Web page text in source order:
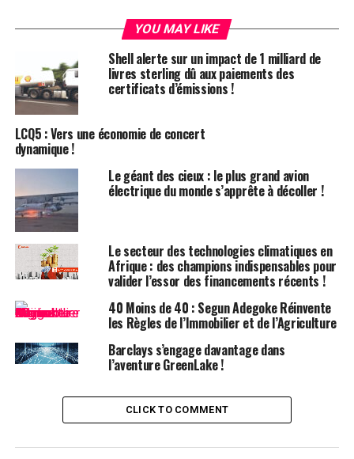
Les Secrets de la Fabrication de C-Crete
L’innovation de C-Crete repose sur deux aspects
principaux. Tout d’abord, les ingrédients utilisés. La
fabrication du ciment Portland traditionnel, l’élément
principal du béton, nécessite de décomposer le calcaire
en oxyde de calcium, un processus qui émet du dioxyde
de carbone. En revanche, C-Crete utilise des roches
abondantes et naturellement présentes, comme la
zéolite, dont le traitement ne génère pas de CO2.
Le second aspect concerne la température de
production. C-Crete parvient à fabriquer son substitut
de ciment à température ambiante, contrairement aux
méthodes traditionnelles qui nécessitent des fours
atteignant 1 400 degrés Celsius, un processus
énergivore. Au lieu de cela, C-Crete utilise un broyage
industriel pour réduire les ingrédients rocheux en une
Un Processus de Captage du Carbone
Une fois le béton coulé, l’oxyde de calcium qu’il contient
YOU MAY LIKE
Shell alerte sur un impact de 1 milliard de
livres sterling dû aux paiements des
certificats d’émissions !
LCQ5 : Vers une économie de concert
dynamique !
Le géant des cieux : le plus grand avion
électrique du monde s’apprête à décoller !
Le secteur des technologies climatiques en
Afrique : des champions indispensables pour
valider l’essor des financements récents !
40 Moins de 40 : Segun Adegoke Réinvente
les Règles de l’Immobilier et de l’Agriculture
Barclays s’engage davantage dans
l’aventure GreenLake !
CLICK TO COMMENT